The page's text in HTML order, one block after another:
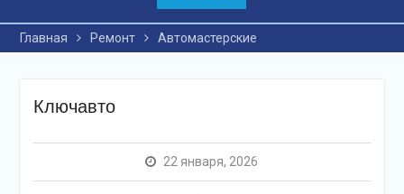
Главная Ремонт Автомастерские
Ключавто
22 января, 2026